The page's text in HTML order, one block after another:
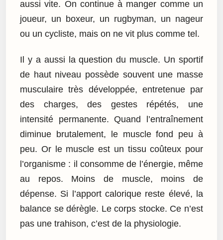
aussi vite. On continue à manger comme un
joueur, un boxeur, un rugbyman, un nageur
ou un cycliste, mais on ne vit plus comme tel.
Il y a aussi la question du muscle. Un sportif
de haut niveau possède souvent une masse
musculaire très développée, entretenue par
des charges, des gestes répétés, une
intensité permanente. Quand l’entraînement
diminue brutalement, le muscle fond peu à
peu. Or le muscle est un tissu coûteux pour
l’organisme : il consomme de l’énergie, même
au repos. Moins de muscle, moins de
dépense. Si l’apport calorique reste élevé, la
balance se dérègle. Le corps stocke. Ce n’est
pas une trahison, c’est de la physiologie.